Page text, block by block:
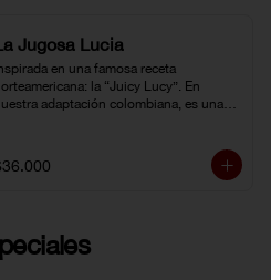
Jugosa Lucia
en una famosa receta
la “Juicy Lucy”. En
adaptación colombiana, es una